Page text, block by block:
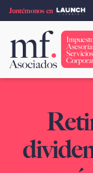
al
Juntémonos en